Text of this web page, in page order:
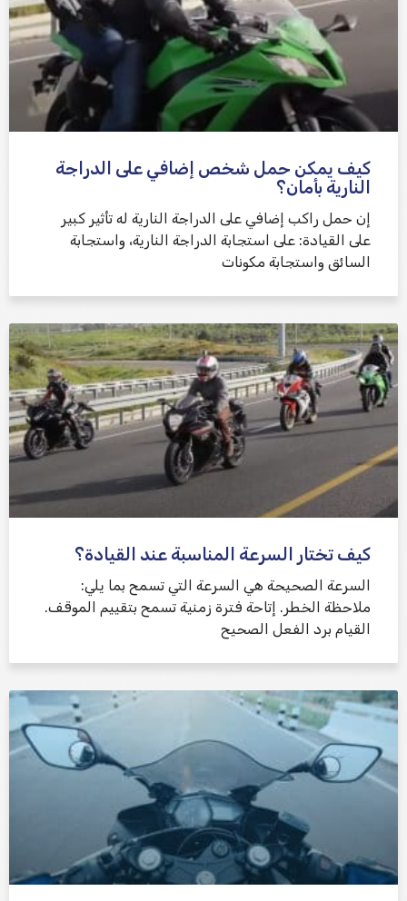
كيف يمكن حمل شخص إضافي على الدراجة
النارية بأمان؟
إن حمل راكب إضافي على الدراجة النارية له تأثير كبير
على القيادة: على استجابة الدراجة النارية، واستجابة
السائق واستجابة مكونات
كيف تختار السرعة المناسبة عند القيادة؟
السرعة الصحيحة هي السرعة التي تسمح بما يلي:
ملاحظة الخطر. إتاحة فترة زمنية تسمح بتقييم الموقف.
القيام برد الفعل الصحيح